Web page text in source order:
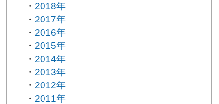
2018年
2017年
2016年
2015年
2014年
2013年
2012年
2011年